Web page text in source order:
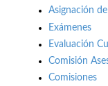
Asignación
Exámenes
Evaluación
Comisión